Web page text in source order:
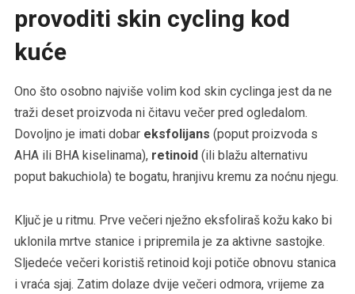
provoditi skin cycling kod
kuće
Ono što osobno najviše volim kod skin cyclinga jest da ne
traži deset proizvoda ni čitavu večer pred ogledalom.
Dovoljno je imati dobar eksfolijans (poput proizvoda s
AHA ili BHA kiselinama), retinoid(ili blažu alternativu
poput bakuchiola) te bogatu, hranjivu kremu za noćnu njegu.
Ključ je u ritmu. Prve večeri nježno eksfoliraš kožu kako bi
uklonila mrtve stanice i pripremila je za aktivne sastojke.
Sljedeće večeri koristiš retinoid koji potiče obnovu stanica
i vraća sjaj. Zatim dolaze dvije večeri odmora, vrijeme za